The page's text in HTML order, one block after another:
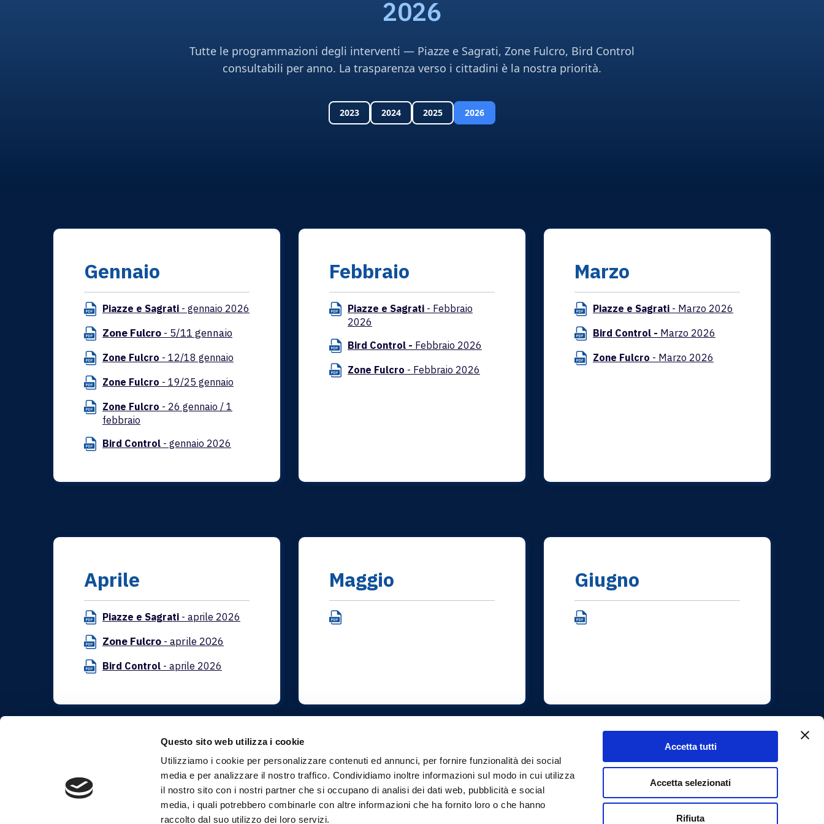
Questo sito web utilizza i cookie
Utilizziamo i cookie per personalizzare contenuti ed annunci, per fornire funzionalità dei social
media e per analizzare il nostro traffico. Condividiamo inoltre informazioni sul modo in cui utilizza
il nostro sito con i nostri partner che si occupano di analisi dei dati web, pubblicità e social
media, i quali potrebbero combinarle con altre informazioni che ha fornito loro o che hanno
raccolto dal suo utilizzo dei loro servizi.
Accetta tutti
Accetta selezionati
Rifiuta
2026
Tutte le programmazioni degli interventi — Piazze e Sagrati, Zone Fulcro, Bird Control
consultabili per anno. La trasparenza verso i cittadini è la nostra priorità.
2023 2024 2025 2026
Gennaio
Piazze e Sagrati - gennaio 2026
Zone Fulcro - 5/11 gennaio
Zone Fulcro - 12/18 gennaio
Zone Fulcro - 19/25 gennaio
Zone Fulcro - 26 gennaio / 1
febbraio
Bird Control - gennaio 2026
Febbraio
Piazze e Sagrati - Febbraio
2026
Bird Control - Febbraio 2026
Zone Fulcro - Febbraio 2026
Marzo
Piazze e Sagrati - Marzo 2026
Bird Control - Marzo 2026
Zone Fulcro - Marzo 2026
Aprile
Piazze e Sagrati - aprile 2026
Zone Fulcro - aprile 2026
Bird Control - aprile 2026
Maggio Giugno
Torna indietro